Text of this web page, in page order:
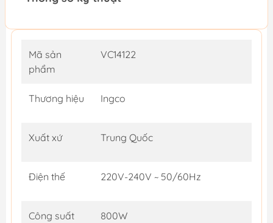
Mã sản
phẩm
VC14122
Thương hiệu Ingco
Xuất xứ Trung Quốc
Điện thế 220V-240V ~ 50/60Hz
Công suất 800W